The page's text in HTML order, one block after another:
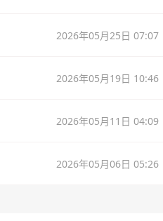
2026年05月25日 07:07
2026年05月19日 10:46
2026年05月11日 04:09
2026年05月06日 05:26